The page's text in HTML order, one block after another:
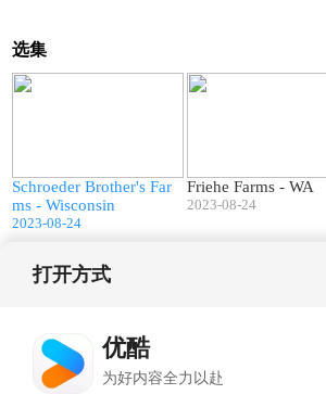
选集
Schroeder Brother's Far
ms - Wisconsin
2023-08-24
Friehe Farms - WA
2023-08-24
打开方式
优酷
为好内容全力以赴